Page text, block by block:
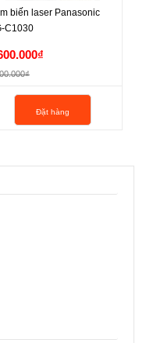
biến laser Panasonic
C1030
biến laser Panasonic
C1030
Đặt hàng